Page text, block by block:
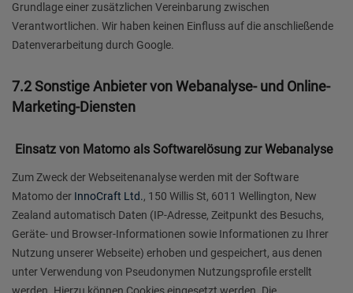
Grundlage einer zusätzlichen Vereinbarung zwischen
Verantwortlichen. Wir haben keinen Einfluss auf die anschließende
Datenverarbeitung durch Google.
7.2 Sonstige Anbieter von Webanalyse- und Online-
Marketing-Diensten
Einsatz von Matomo als Softwarelösung zur Webanalyse
Zum Zweck der Webseitenanalyse werden mit der Software
Matomo der InnoCraft Ltd., 150 Willis St, 6011 Wellington, New
Zealand automatisch Daten (IP-Adresse, Zeitpunkt des Besuchs,
Geräte- und Browser-Informationen sowie Informationen zu Ihrer
Nutzung unserer Webseite) erhoben und gespeichert, aus denen
unter Verwendung von Pseudonymen Nutzungsprofile erstellt